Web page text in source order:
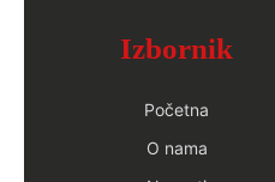
Izbornik
Početna
O nama